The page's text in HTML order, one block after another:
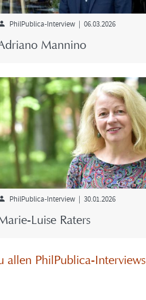
PhilPublica-​Interview | 06.03.2026
Man­ni­no
PhilPublica-​Interview | 30.01.2026
​Luise Ra­ters
allen PhilPublica-​Interviews